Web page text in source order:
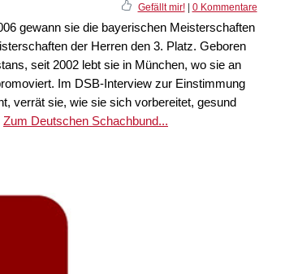
Gefällt mir!| 0 Kommentare
gewann sie die bayerischen Meisterschaften
der Herren den 3. Platz. Geboren
seit 2002 lebt sie in München, wo sie an
Im DSB-Interview zur Einstimmung
verrät sie, wie sie sich vorbereitet, gesund
Zum Deutschen Schachbund...